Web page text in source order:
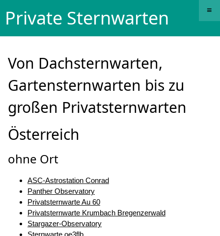
≡
Private Sternwarten
Von Dachsternwarten,
Gartensternwarten bis zu
großen Privatsternwarten
Österreich
ohne Ort
ASC-Astrostation Conrad
Panther Observatory
Privatsternwarte Au 60
Privatsternwarte Krumbach Bregenzerwald
Stargazer-Observatory
Sternwarte oe3flb